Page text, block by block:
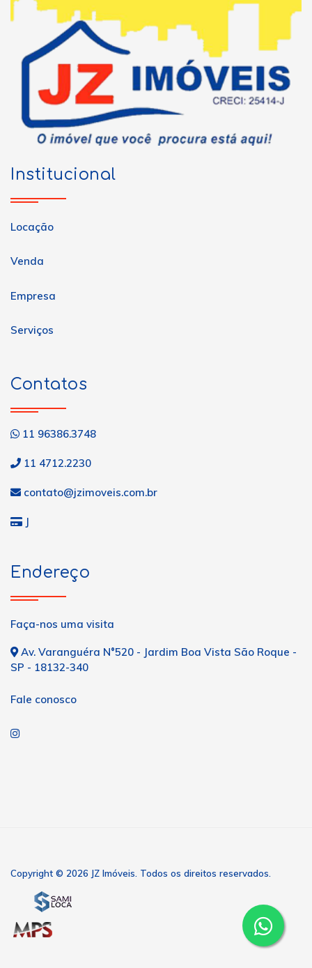
Institucional
Locação
Venda
Empresa
Serviços
Contatos
11 96386.3748
11 4712.2230
contato@jzimoveis.com.br
J
Endereço
Faça-nos uma visita
Av. Varanguéra N°520 - Jardim Boa Vista São Roque -
SP - 18132-340
Fale conosco
Copyright © 2026 JZ Imóveis. Todos os direitos reservados.